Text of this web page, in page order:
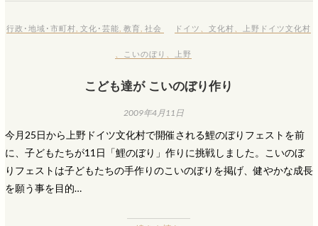
行政･地域･市町村 ,文化･芸能 ,教育 ,社会 ドイツ 、文化村 上野ドイツ文化村
こいのぼり 上野
こども達が こいのぼり作り
2009年4月11日
今月25日から上野ドイツ文化村で開催される鯉のぼりフェストを前
に、子どもたちが11日「鯉のぼり」作りに挑戦しました。こいのぼ
りフェストは子どもたちの手作りのこいのぼりを掲げ、健やかな成長
を願う事を目的…